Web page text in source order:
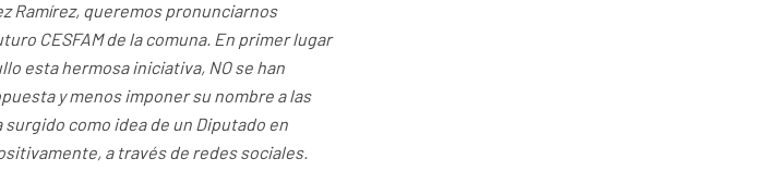
Ramírez, queremos pronunciarnos
CESFAM de la comuna. En primer lugar
esta hermosa iniciativa, NO se han
y menos imponer su nombre a las
como idea de un Diputado en
a través de redes sociales.